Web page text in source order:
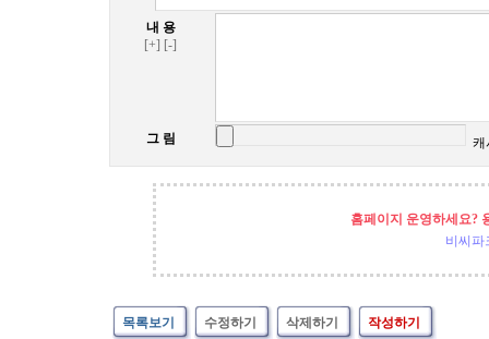
내 용
[+] [-]
그 림 캐
홈페이지 운영하세요?
비씨파
목록보기 수정하기 삭제하기 작성하기